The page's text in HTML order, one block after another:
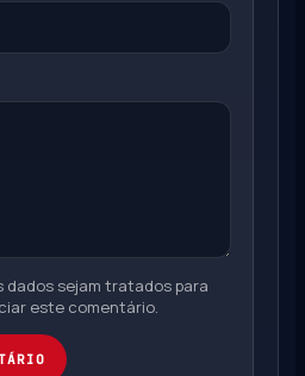
dados sejam tratados para
este comentário.